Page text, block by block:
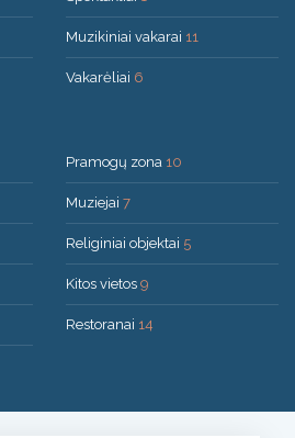
Muzikiniai vakarai 11
Vakarėliai 6
Pramogų zona 10
Muziejai 7
Religiniai objektai 5
Kitos vietos 9
Restoranai 14